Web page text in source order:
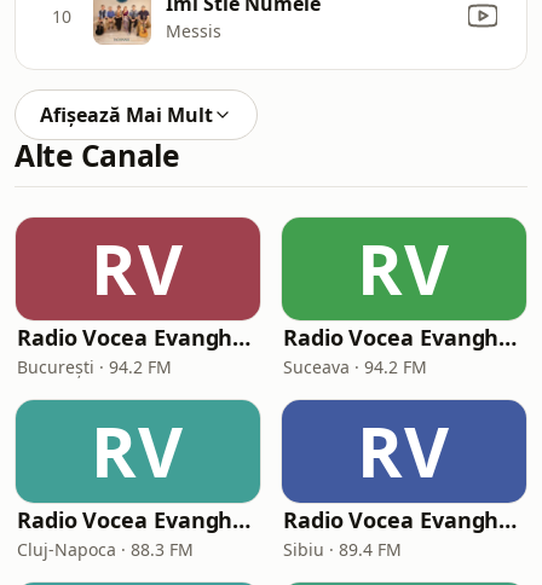
10
Messis
Afișează Mai Mult
Alte Canale
RV
Radio Vocea Evangheliei București (RVE București)
București · 94.2 FM
RV
Radio Vocea Evangheliei Suceava
Suceava · 94.2 FM
RV
Radio Vocea Evangheliei Cluj
Cluj-Napoca · 88.3 FM
RV
Radio Vocea Evangheliei Sibiu
Sibiu · 89.4 FM